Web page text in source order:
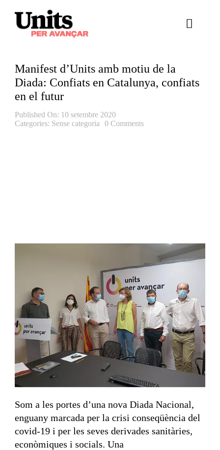
content
Toggle
Manifest d’Units amb motiu de la
Diada: Confiats en Catalunya, confiats
en el futur
Published On: 10 setembre 2020
Categories: Sense categoria 0 Comments
Som a les portes d’una nova Diada Nacional,
enguany marcada per la crisi conseqüència del
covid-19 i per les seves derivades sanitàries,
econòmiques i socials. Una